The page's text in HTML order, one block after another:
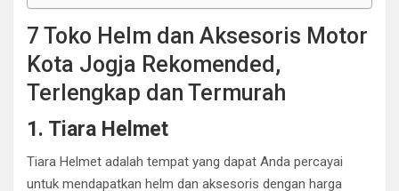
7 Toko Helm dan Aksesoris Motor
Kota Jogja Rekomended,
Terlengkap dan Termurah
1. Tiara Helmet
Tiara Helmet adalah tempat yang dapat Anda percayai
untuk mendapatkan helm dan aksesoris dengan harga